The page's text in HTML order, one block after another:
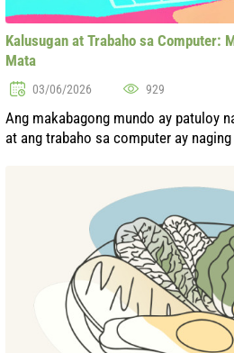
Kalusugan at Trabaho sa Computer:
Mata
03/06/2026 929
Ang makabagong mundo ay patuloy
at ang trabaho sa computer ay